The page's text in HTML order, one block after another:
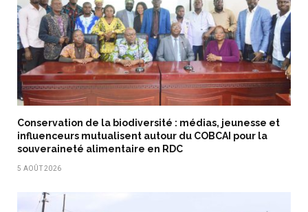
Conservation de la biodiversité : médias, jeunesse et
influenceurs mutualisent autour du COBCAI pour la
souveraineté alimentaire en RDC
5 AOÛT 2026